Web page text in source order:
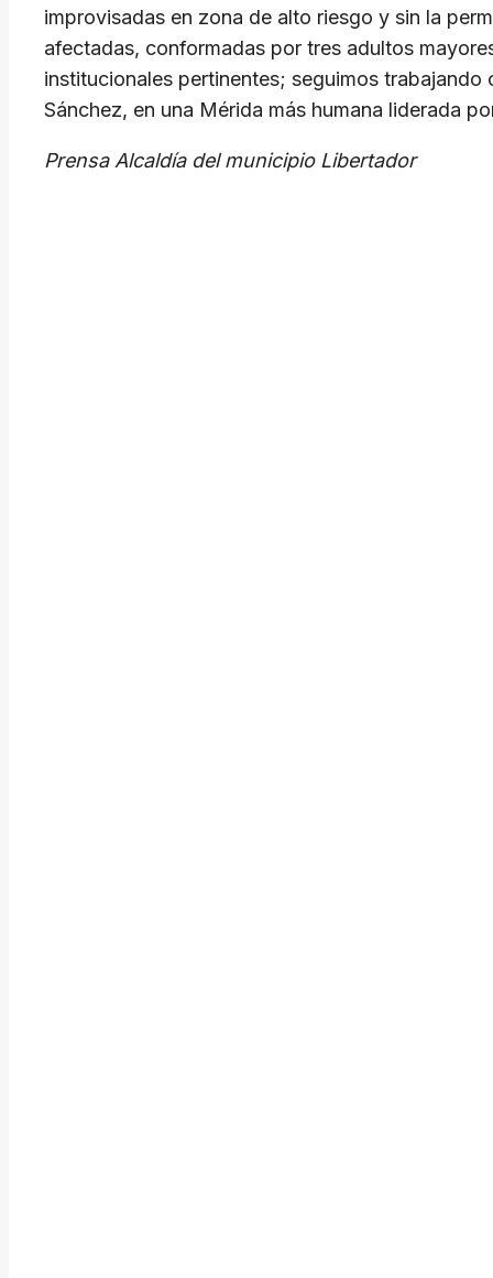
improvisadas en zona de alto riesgo y sin la
afectadas, conformadas por tres adultos
institucionales pertinentes; seguimos
Sánchez, en una Mérida más humana liderada
Prensa Alcaldía del municipio Libertador